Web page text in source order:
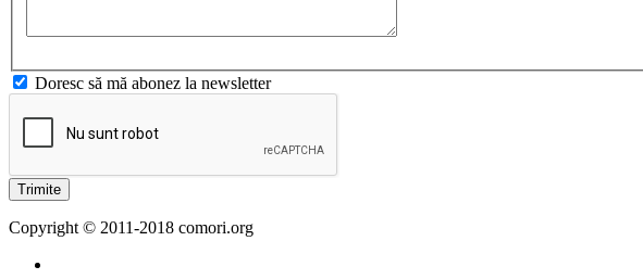
Doresc să mă abonez la newsletter
Trimite
Copyright © 2011-2018 comori.org